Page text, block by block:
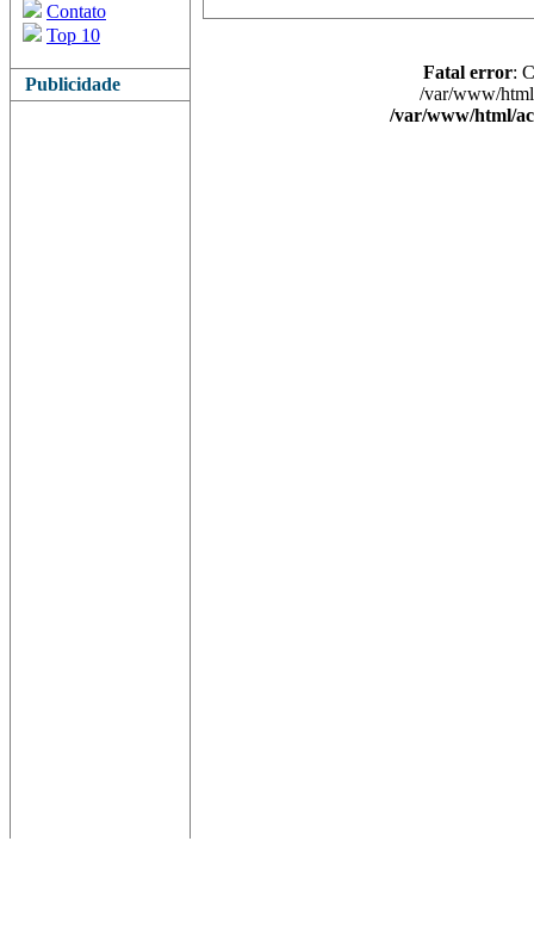
Contato
Top 10
Publicidade
Fatal error:
/var/www/
/var/www/html/